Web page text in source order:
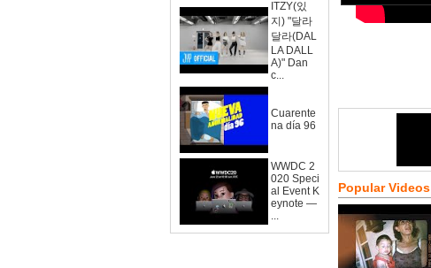
ITZY(있
지) "달라
달라(DAL
LA DALL
A)" Dan
c...
Cuarente
na día 96
WWDC 2
020 Speci
al Event K
eynote —
...
Popular Videos